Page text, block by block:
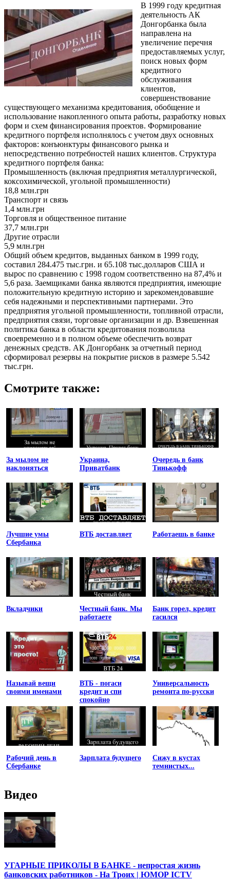
В 1999 году кредитная
деятельность АК
Донгорбанка была
направлена на
увеличение перечня
предоставляемых услуг,
поиск новых форм
кредитного
обслуживания
клиентов,
совершенствование
существующего механизма кредитования, обобщение и
использование накопленного опыта работы, разработку новых
форм и схем финансирования проектов. Формирование
кредитного портфеля исполнялось с учетом двух основных
факторов: конъюнктуры финансового рынка и
непосредственно потребностей наших клиентов. Структура
кредитного портфеля банка:
Промышленность (включая предприятия металлургической,
коксохимической, угольной промышленности)
18,8 млн.грн
Транспорт и связь
1,4 млн.грн
Торговля и общественное питание
37,7 млн.грн
Другие отрасли
5,9 млн.грн
Общий объем кредитов, выданных банком в 1999 году,
составил 284.475 тыс.грн. и 65.108 тыс.долларов США и
вырос по сравнению с 1998 годом соответственно на 87,4% и
5,6 раза. Заемщиками банка являются предприятия, имеющие
положительную кредитную историю и зарекомендовавшие
себя надежными и перспективными партнерами. Это
предприятия угольной промышленности, топливной отрасли,
предприятия связи, торговые организации и др. Взвешенная
политика банка в области кредитования позволила
своевременно и в полном объеме обеспечить возврат
денежных средств. АК Донгорбанк за отчетный период
сформировал резервы на покрытие рисков в размере 5.542
тыс.грн.
Смотрите также:
За мылом не
наклоняться
Украина,
Приватбанк
Очередь в банк
Тинькофф
Лучшие умы
Сбербанка
ВТБ доставляет Работаешь в банке
Вкладчики
Честный банк. Мы
работаете
Банк горел, кредит
гасился
Называй вещи
своими именами
ВТБ - погаси
кредит и спи
спокойно
Универсальность
ремонта по-русски
Рабочий день в
Сбербанке
Зарплата будущего
Сижу в кустах
темнистых...
Видео
УГАРНЫЕ ПРИКОЛЫ В БАНКЕ - непростая жизнь
банковских работников - На Троих | ЮМОР ICTV